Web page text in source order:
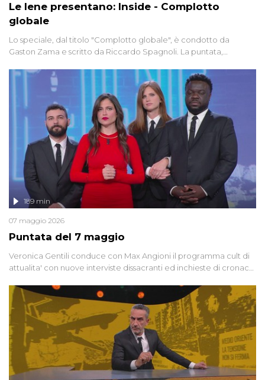
Le Iene presentano: Inside - Complotto
globale
Lo speciale, dal titolo "Complotto globale", è condotto da
Gaston Zama e scritto da Riccardo Spagnoli. La puntata,
racconta l'universo delle narrazioni alternative, dei sospetti
globali e del complottismo che negli ultimi anni hanno invaso
social network, talk show, piazze digitali e immaginario collettivo.
Puntata del 7 maggio
189 min
07 maggio 2026
Veronica Gentili conduce con Max Angioni il programma cult di
attualita' con nuove interviste dissacranti ed inchieste di cronaca